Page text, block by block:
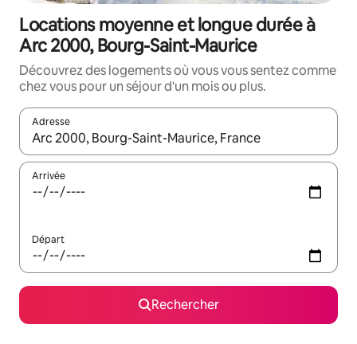
Locations moyenne et longue durée à
Arc 2000, Bourg-Saint-Maurice
Découvrez des logements où vous vous sentez comme
chez vous pour un séjour d'un mois ou plus.
Adresse
Lorsque les résultats s'affichent, utilisez les flèches vers le
Arrivée
Départ
Rechercher